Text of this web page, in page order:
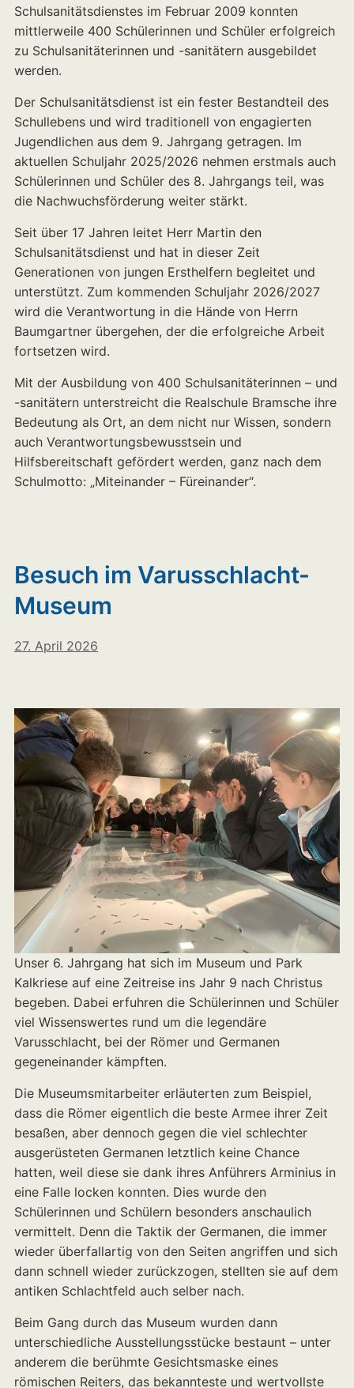
Schulsanitätsdienstes im Februar 2009 konnten
mittlerweile 400 Schülerinnen und Schüler erfolgreich
zu Schulsanitäterinnen und -sanitätern ausgebildet
werden.
Der Schulsanitätsdienst ist ein fester Bestandteil des
Schullebens und wird traditionell von engagierten
Jugendlichen aus dem 9. Jahrgang getragen. Im
aktuellen Schuljahr 2025/2026 nehmen erstmals auch
Schülerinnen und Schüler des 8. Jahrgangs teil, was
die Nachwuchsförderung weiter stärkt.
Seit über 17 Jahren leitet Herr Martin den
Schulsanitätsdienst und hat in dieser Zeit
Generationen von jungen Ersthelfern begleitet und
unterstützt. Zum kommenden Schuljahr 2026/2027
wird die Verantwortung in die Hände von Herrn
Baumgartner übergehen, der die erfolgreiche Arbeit
fortsetzen wird.
Mit der Ausbildung von 400 Schulsanitäterinnen – und
-sanitätern unterstreicht die Realschule Bramsche ihre
Bedeutung als Ort, an dem nicht nur Wissen, sondern
auch Verantwortungsbewusstsein und
Hilfsbereitschaft gefördert werden, ganz nach dem
Schulmotto: „Miteinander – Füreinander“.
Besuch im Varusschlacht-
Museum
27. April 2026
Unser 6. Jahrgang hat sich im Museum und Park
Kalkriese auf eine Zeitreise ins Jahr 9 nach Christus
begeben. Dabei erfuhren die Schülerinnen und Schüler
viel Wissenswertes rund um die legendäre
Varusschlacht, bei der Römer und Germanen
gegeneinander kämpften.
Die Museumsmitarbeiter erläuterten zum Beispiel,
dass die Römer eigentlich die beste Armee ihrer Zeit
besaßen, aber dennoch gegen die viel schlechter
ausgerüsteten Germanen letztlich keine Chance
hatten, weil diese sie dank ihres Anführers Arminius in
eine Falle locken konnten. Dies wurde den
Schülerinnen und Schülern besonders anschaulich
vermittelt. Denn die Taktik der Germanen, die immer
wieder überfallartig von den Seiten angriffen und sich
dann schnell wieder zurückzogen, stellten sie auf dem
antiken Schlachtfeld auch selber nach.
Beim Gang durch das Museum wurden dann
unterschiedliche Ausstellungsstücke bestaunt – unter
anderem die berühmte Gesichtsmaske eines
römischen Reiters, das bekannteste und wertvollste